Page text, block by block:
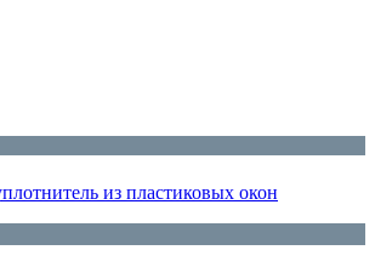
из пластиковых окон